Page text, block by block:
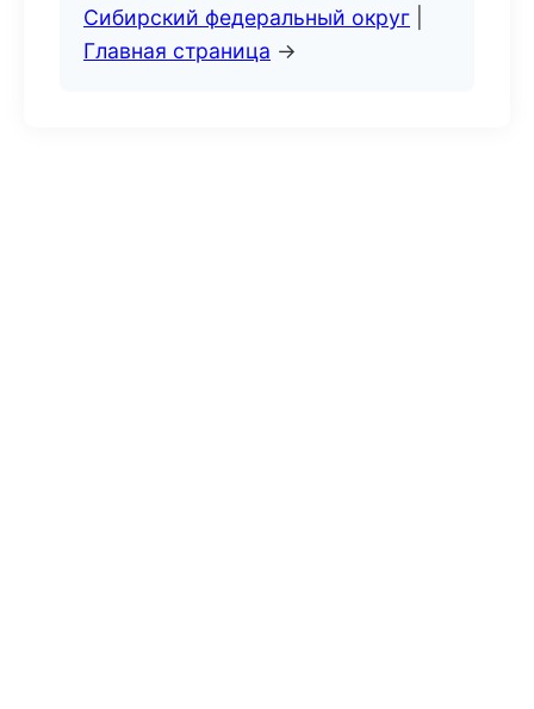
Сибирский федеральный округ
Главная страница →